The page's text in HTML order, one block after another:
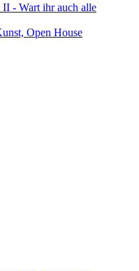
II - Wart ihr auch alle
Open House